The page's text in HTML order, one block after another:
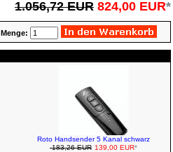
1.056,72 EUR 824,00 EUR*
Menge:
Roto Handsender 5 Kanal schwarz
183,26 EUR 139,00 EUR*